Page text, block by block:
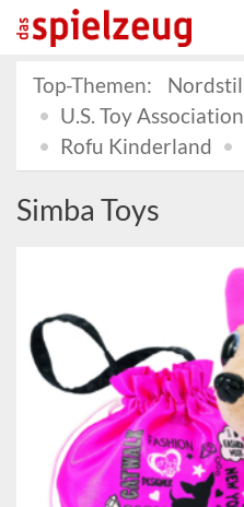
Top-Themen:
Nordstil
U.S. Toy Association
Rofu Kinderland
Simba Toys